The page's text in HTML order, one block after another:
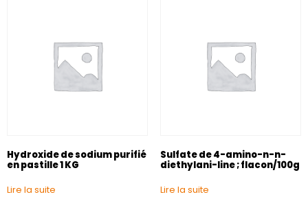
Hydroxide de sodium purifié
en pastille 1 KG
Lire la suite
Sulfate de 4-amino-n-n-
diethylani-line ; flacon/100g
Lire la suite